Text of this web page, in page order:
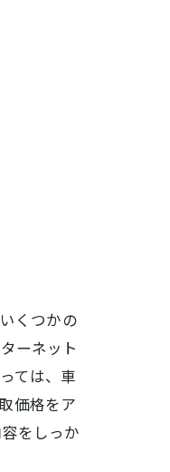
くつかの
ーネット
ては、車
価格をア
をしっか